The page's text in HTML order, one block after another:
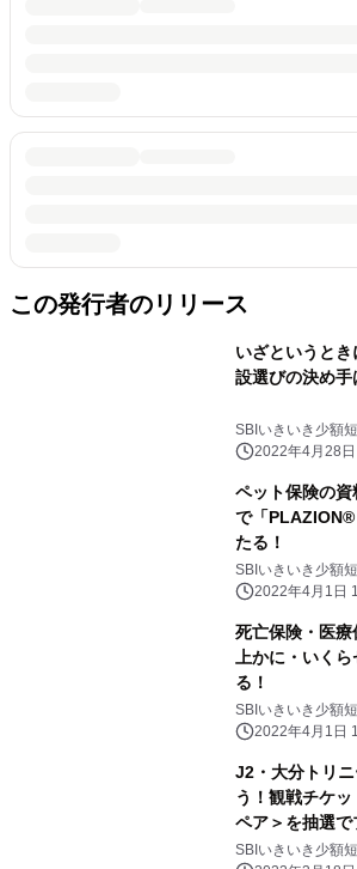
この発行者のリリース
いざというと
設選びの決め手
SBIいきいき少額
2022年4月28
ペット保険の
で「PLAZION®
たる！
SBIいきいき少額
2022年4月1日
死亡保険・医
上かに・いく
る！
SBIいきいき少額
2022年4月1日
J2・大分トリ
う！観戦チケッ
ペア＞を抽選で
SBIいきいき少額